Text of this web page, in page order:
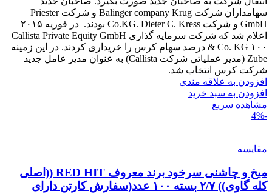
سهامداران شرکت Balinger company Krug و شرکت Priester
GmbH و شرکت Co.KG. Dieter C. Kress بودند. در فوریه ۲۰۱۵
اعلام شد که شرکت سرمایه گذاری Callista Private Equity GmbH
& Co. KG ۱۰۰ درصد سهام کرس را خریداری کردند. در این زمینه
Zube (مدیر عملیاتی شرکت Callista) به عنوان مدیر عامل جدید
شرکت کرس انتخاب شد.
افزودن به علاقه مندی
افزودن به سبد خرید
مشاهده سریع
-4%
مقایسه
میخ و چاشنی سرخود برند معروف RED HIT ((اصلی
کله گاوی)) ۲/۷ بسته ۱۰۰ عدد(سفارش کارتن دارای